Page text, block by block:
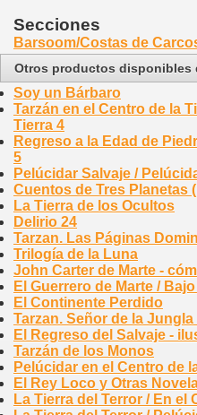
Secciones
Barsoom/Costas de
Otros productos disponibles
Soy un Bárbaro
Tarzán en el Centro de la
Tierra 4
Regreso a la Edad de
5
Pelúcidar Salvaje /
Cuentos de Tres Planetas
La Tierra de los Ocultos
Delirio 24
Tarzan. Las Páginas
Trilogía de la Luna
John Carter de Marte -
El Guerrero de Marte /
El Continente Perdido
Tarzan. Señor de la Jungla
El Regreso del Salvaje -
Tarzán de los Monos
Pelúcidar en el Centro de
El Rey Loco y Otras
La Tierra del Terror / En el